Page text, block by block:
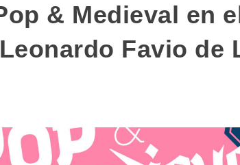
& Medieval en
Favio de